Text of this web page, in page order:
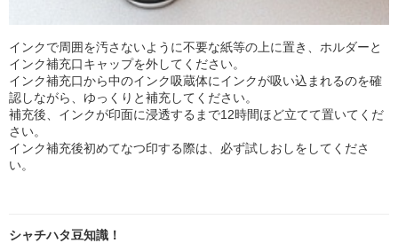
インクで周囲を汚さないように不要な紙等の上に置き、ホルダーと
インク補充口キャップを外してください。
インク補充口から中のインク吸蔵体にインクが吸い込まれるのを確
認しながら、ゆっくりと補充してください。
補充後、インクが印面に浸透するまで12時間ほど立てて置いてくだ
さい。
インク補充後初めてなつ印する際は、必ず試しおしをしてくださ
い。
シャチハタ豆知識！